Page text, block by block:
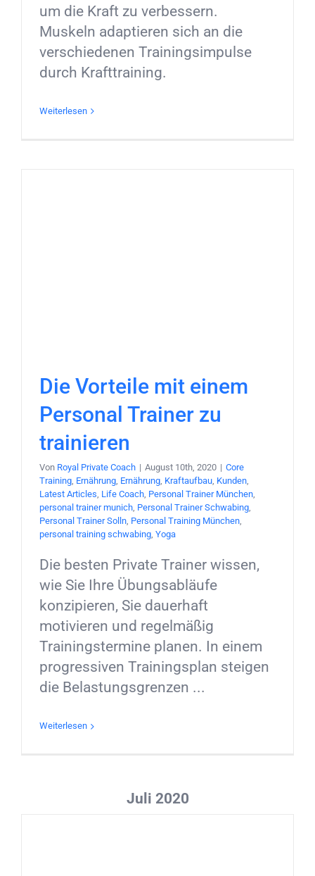
um die Kraft zu verbessern.
Muskeln adaptieren sich an die
verschiedenen Trainingsimpulse
durch Krafttraining.
Weiterlesen
Die Vorteile mit einem
Personal Trainer zu
trainieren
Von Royal Private Coach | August 10th, 2020 | Core
Training, Ernährung, Ernährung, Kraftaufbau, Kunden,
Latest Articles, Life Coach, Personal Trainer München,
personal trainer munich, Personal Trainer Schwabing,
Personal Trainer Solln, Personal Training München,
personal training schwabing, Yoga
Die besten Private Trainer wissen,
wie Sie Ihre Übungsabläufe
konzipieren, Sie dauerhaft
motivieren und regelmäßig
Trainingstermine planen. In einem
progressiven Trainingsplan steigen
die Belastungsgrenzen ...
Weiterlesen
Juli 2020